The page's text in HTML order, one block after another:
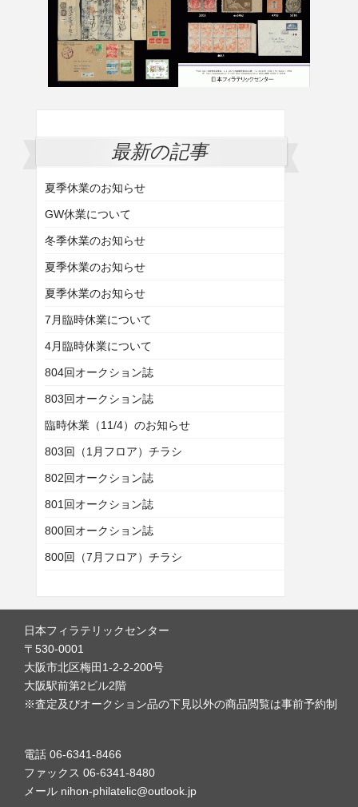
最新の記事
夏季休業のお知らせ
GW休業について
冬季休業のお知らせ
夏季休業のお知らせ
夏季休業のお知らせ
7月臨時休業について
4月臨時休業について
804回オークション誌
803回オークション誌
臨時休業（11/4）のお知らせ
803回（1月フロア）チラシ
802回オークション誌
801回オークション誌
800回オークション誌
800回（7月フロア）チラシ
日本フィラテリックセンター
〒530-0001
大阪市北区梅田1-2-2-200号
大阪駅前第2ビル2階
※査定及びオークション品の下見以外の商品閲覧は事前予約制
電話 06-6341-8466
ファックス 06-6341-8480
メール nihon-philatelic@outlook.jp